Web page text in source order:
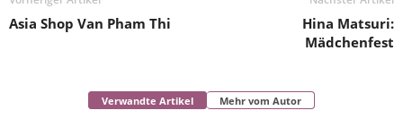
Asia Shop Van Pham Thi
Hina Matsuri:
Mädchenfest
Verwandte Artikel Mehr vom Autor